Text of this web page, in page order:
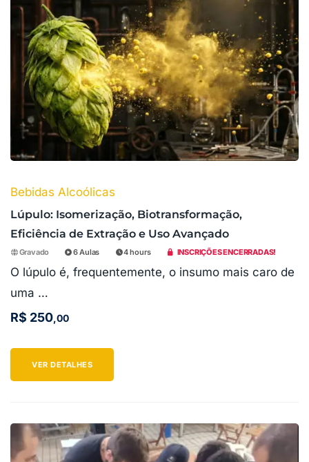
Bebidas Alcoólicas
Lúpulo: Isomerização, Biotransformação,
Eficiência de Extração e Uso Avançado
Gravado 6 Aulas 4 hours INSCRIÇÕES ENCERRADAS!
O lúpulo é, frequentemente, o insumo mais caro de
uma …
R$ 250,00
VER DETALHES